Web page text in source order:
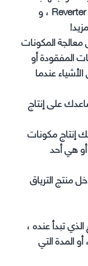
قم بتشغيل معدات مثل: المعالج الكيميائي ، و Reverter ، و
المكونات
المفقودة أو
عندما
على إنتاج
إنتاج مكونات
هي أحد
منتج الترياق
تبدأ عنده ،
المدة التي